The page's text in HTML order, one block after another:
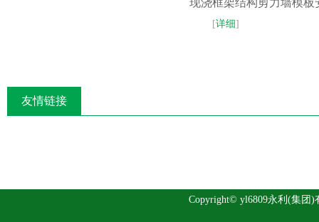
现浇框架结构剪力墙模板
​[详细]
友情链接
Copyright© yl6809永利(集团